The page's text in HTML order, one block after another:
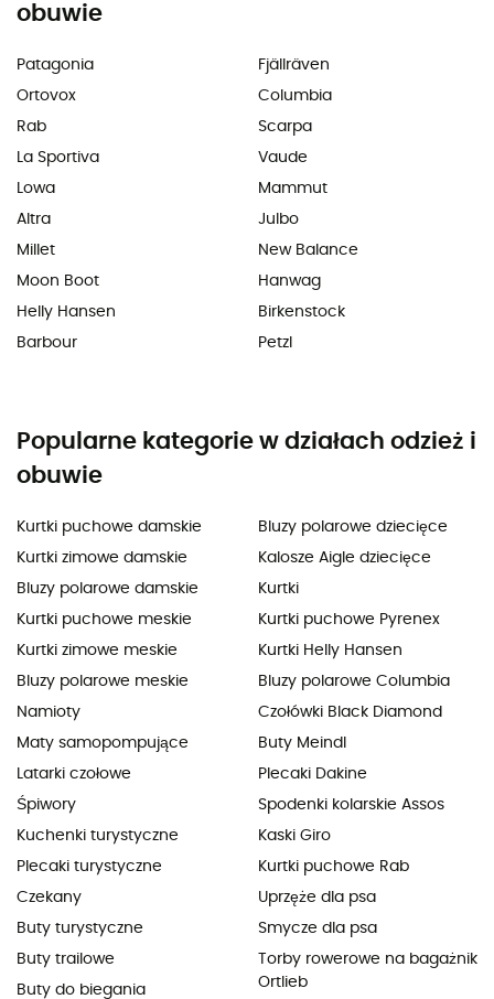
obuwie
Patagonia
Ortovox
Rab
La Sportiva
Lowa
Altra
Millet
Moon Boot
Helly Hansen
Barbour
Fjällräven
Columbia
Scarpa
Vaude
Mammut
Julbo
New Balance
Hanwag
Birkenstock
Petzl
Popularne kategorie w działach odzież i
obuwie
Kurtki puchowe damskie
Kurtki zimowe damskie
Bluzy polarowe damskie
Kurtki puchowe meskie
Kurtki zimowe meskie
Bluzy polarowe meskie
Namioty
Maty samopompujące
Latarki czołowe
Śpiwory
Kuchenki turystyczne
Plecaki turystyczne
Czekany
Buty turystyczne
Buty trailowe
Buty do biegania
Bluzy polarowe dziecięce
Kalosze Aigle dziecięce
Kurtki
Kurtki puchowe Pyrenex
Kurtki Helly Hansen
Bluzy polarowe Columbia
Czołówki Black Diamond
Buty Meindl
Plecaki Dakine
Spodenki kolarskie Assos
Kaski Giro
Kurtki puchowe Rab
Uprzęże dla psa
Smycze dla psa
Torby rowerowe na bagażnik
Ortlieb